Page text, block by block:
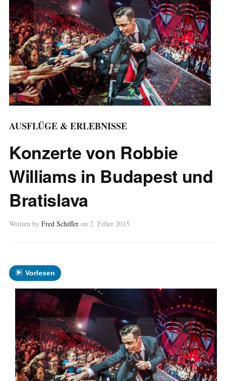
AUSFLÜGE & ERLEBNISSE
Konzerte von Robbie
Williams in Budapest und
Bratislava
Written by Fred Schiffer on 2. Feber 2015
Vorlesen